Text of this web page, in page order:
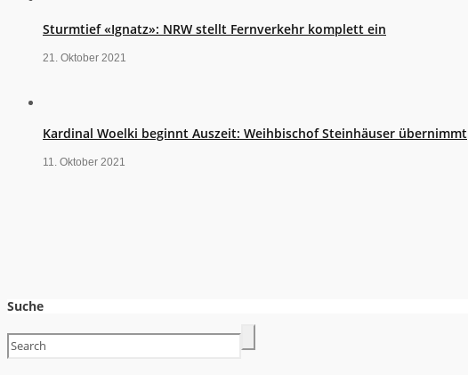
Sturmtief «Ignatz»: NRW stellt Fernverkehr komplett ein
21. Oktober 2021
Kardinal Woelki beginnt Auszeit: Weihbischof Steinhäuser übernimmt
11. Oktober 2021
Suche